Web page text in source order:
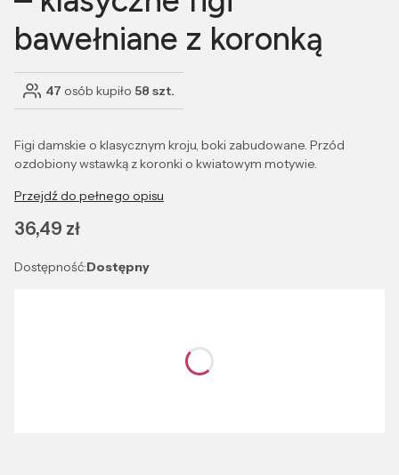
bawełniane z koronką
47 osób kupiło 58 szt.
Figi damskie o klasycznym kroju, boki zabudowane. Przód
ozdobiony wstawką z koronki o kwiatowym motywie.
Przejdź do pełnego opisu
Cena
36,49 zł
Dostępność:Dostępny